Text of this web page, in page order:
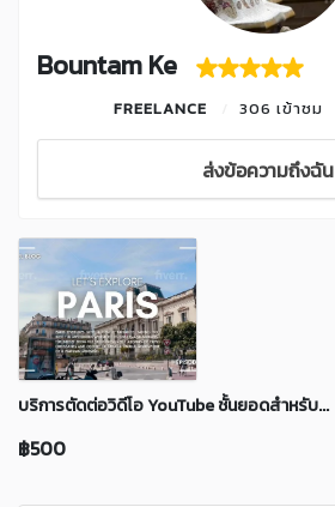
Bountam Ke
FREELANCE 306 เข้าชม
ส่งข้อความถึงฉัน
บริการตัดต่อวิดีโอ YouTube ชั้นยอดสำหรับ...
฿500